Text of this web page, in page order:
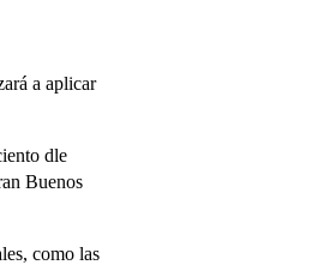
a aplicar
dle
Buenos
como las